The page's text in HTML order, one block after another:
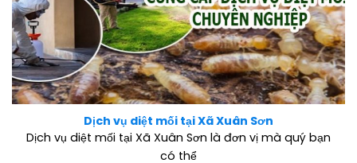
Dịch vụ diệt mối tại Xã Xuân Sơn
Dịch vụ diệt mối tại Xã Xuân Sơn là đơn vị mà quý bạn
có thể